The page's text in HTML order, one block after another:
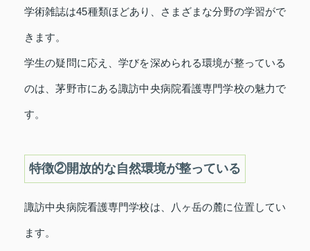
学術雑誌は45種類ほどあり、さまざまな分野の学習がで
きます。
学生の疑問に応え、学びを深められる環境が整っている
のは、茅野市にある諏訪中央病院看護専門学校の魅力で
す。
特徴②開放的な自然環境が整っている
諏訪中央病院看護専門学校は、八ヶ岳の麓に位置してい
ます。